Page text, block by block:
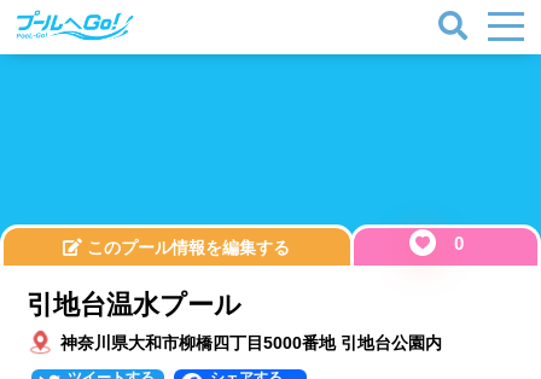
このプール情報を編集する 0
引地台温水プール
神奈川県大和市柳橋四丁目5000番地 引地台公園内